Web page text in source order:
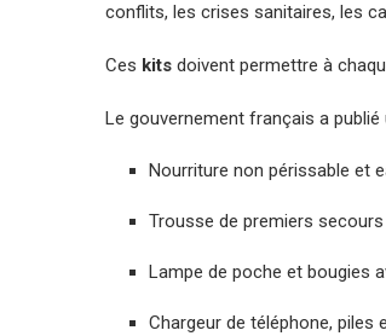
conflits, les crises sanitaires, les
Ces kits doivent permettre à
Le gouvernement français a
Nourriture non périssable et
Trousse de premiers secours
Lampe de poche et bougies
Chargeur de téléphone, piles